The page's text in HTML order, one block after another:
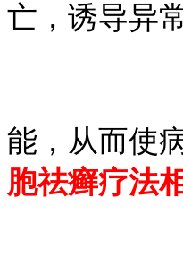
亡，诱导异
能，从而使
胞祛癣疗法